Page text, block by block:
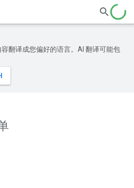
翻译成您偏好的语言。AI 翻译可能包